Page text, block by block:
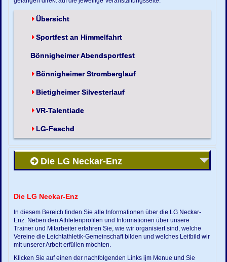
Übersicht
Sportfest an Himmelfahrt
Bönnigheimer Abendsportfest
Bönnigheimer Stromberglauf
Bietigheimer Silvesterlauf
VR-Talentiade
LG-Feschd
Die LG Neckar-Enz
Die LG Neckar-Enz
In diesem Bereich finden Sie alle Informationen über die LG Neckar-
Enz. Neben den Athletenprofilen und Informationen über unsere
Trainer und Mitarbeiter erfahren Sie, wie wir organisiert sind, welche
Vereine die Leichtathletik-Gemeinschaft bilden und welches Leitbild wir
mit unserer Arbeit erfüllen möchten.
Klicken Sie auf einen der nachfolgenden Links ijm Menue und Sie